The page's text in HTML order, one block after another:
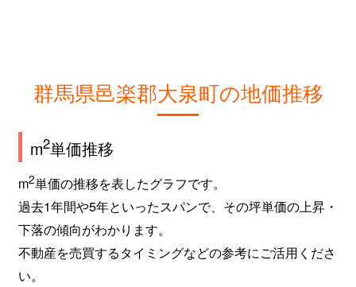
群馬県邑楽郡大泉町の地価推移
m2単価推移
m2単価の推移を表したグラフです。
過去1年間や5年といったスパンで、その坪単価の上昇・
下落の傾向がわかります。
不動産を売買するタイミングなどの参考にご活用くださ
い。